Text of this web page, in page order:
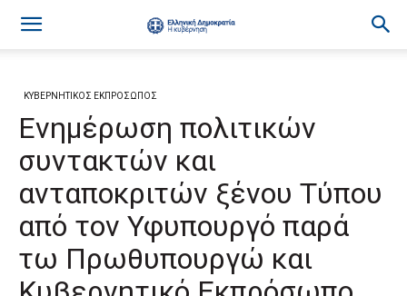
ΚΥΒΕΡΝΗΤΙΚΟΣ ΕΚΠΡΟΣΩΠΟΣ
Ενημέρωση πολιτικών
συντακτών και
ανταποκριτών ξένου Τύπου
από τον Υφυπουργό παρά
τω Πρωθυπουργώ και